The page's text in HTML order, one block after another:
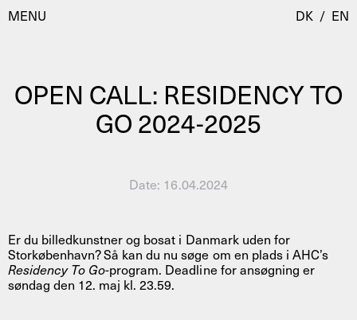
MENU
Besøg
AHC Channel
Programmer
Public Programmes
Om
Om AHC
Profiler
DK / EN
OPEN CALL: RESIDENCY TO
GO 2024-2025
Date: 16.04.2024
Er du billedkunstner og bosat i Danmark uden for
Storkøbenhavn? Så kan du nu søge om en plads i AHC’s
Residency To Go-program. Deadline for ansøgning er
søndag den 12. maj kl. 23.59.